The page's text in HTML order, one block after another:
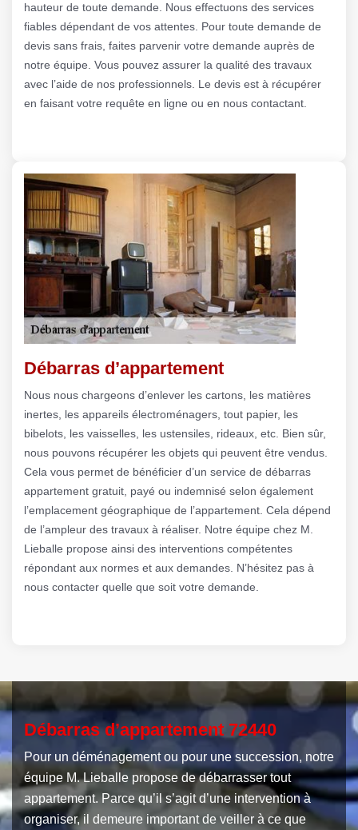
hauteur de toute demande. Nous effectuons des services
fiables dépendant de vos attentes. Pour toute demande de
devis sans frais, faites parvenir votre demande auprès de
notre équipe. Vous pouvez assurer la qualité des travaux
avec l’aide de nos professionnels. Le devis est à récupérer
en faisant votre requête en ligne ou en nous contactant.
Débarras d’appartement
Nous nous chargeons d’enlever les cartons, les matières
inertes, les appareils électroménagers, tout papier, les
bibelots, les vaisselles, les ustensiles, rideaux, etc. Bien sûr,
nous pouvons récupérer les objets qui peuvent être vendus.
Cela vous permet de bénéficier d’un service de débarras
appartement gratuit, payé ou indemnisé selon également
l’emplacement géographique de l’appartement. Cela dépend
de l’ampleur des travaux à réaliser. Notre équipe chez M.
Lieballe propose ainsi des interventions compétentes
répondant aux normes et aux demandes. N’hésitez pas à
nous contacter quelle que soit votre demande.
Débarras d’appartement 72440
Pour un déménagement ou pour une succession, notre
équipe M. Lieballe propose de débarrasser tout
appartement. Parce qu’il s’agit d’une intervention à
organiser, il demeure important de veiller à ce que